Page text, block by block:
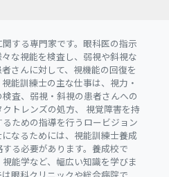
する専門家です。眼科医の指示
な視能を検査し、弱視や斜視な
さんに対して、視機能の回復を
能訓練士の主な仕事は、視力・
査、弱視・斜視の患者さんへの
トレンズの処方、 視覚障害を持
ための指導を行うロービジョン
なるためには、視能訓練士養成
る必要があります。養成校で
能学など、幅広い知識を学びま